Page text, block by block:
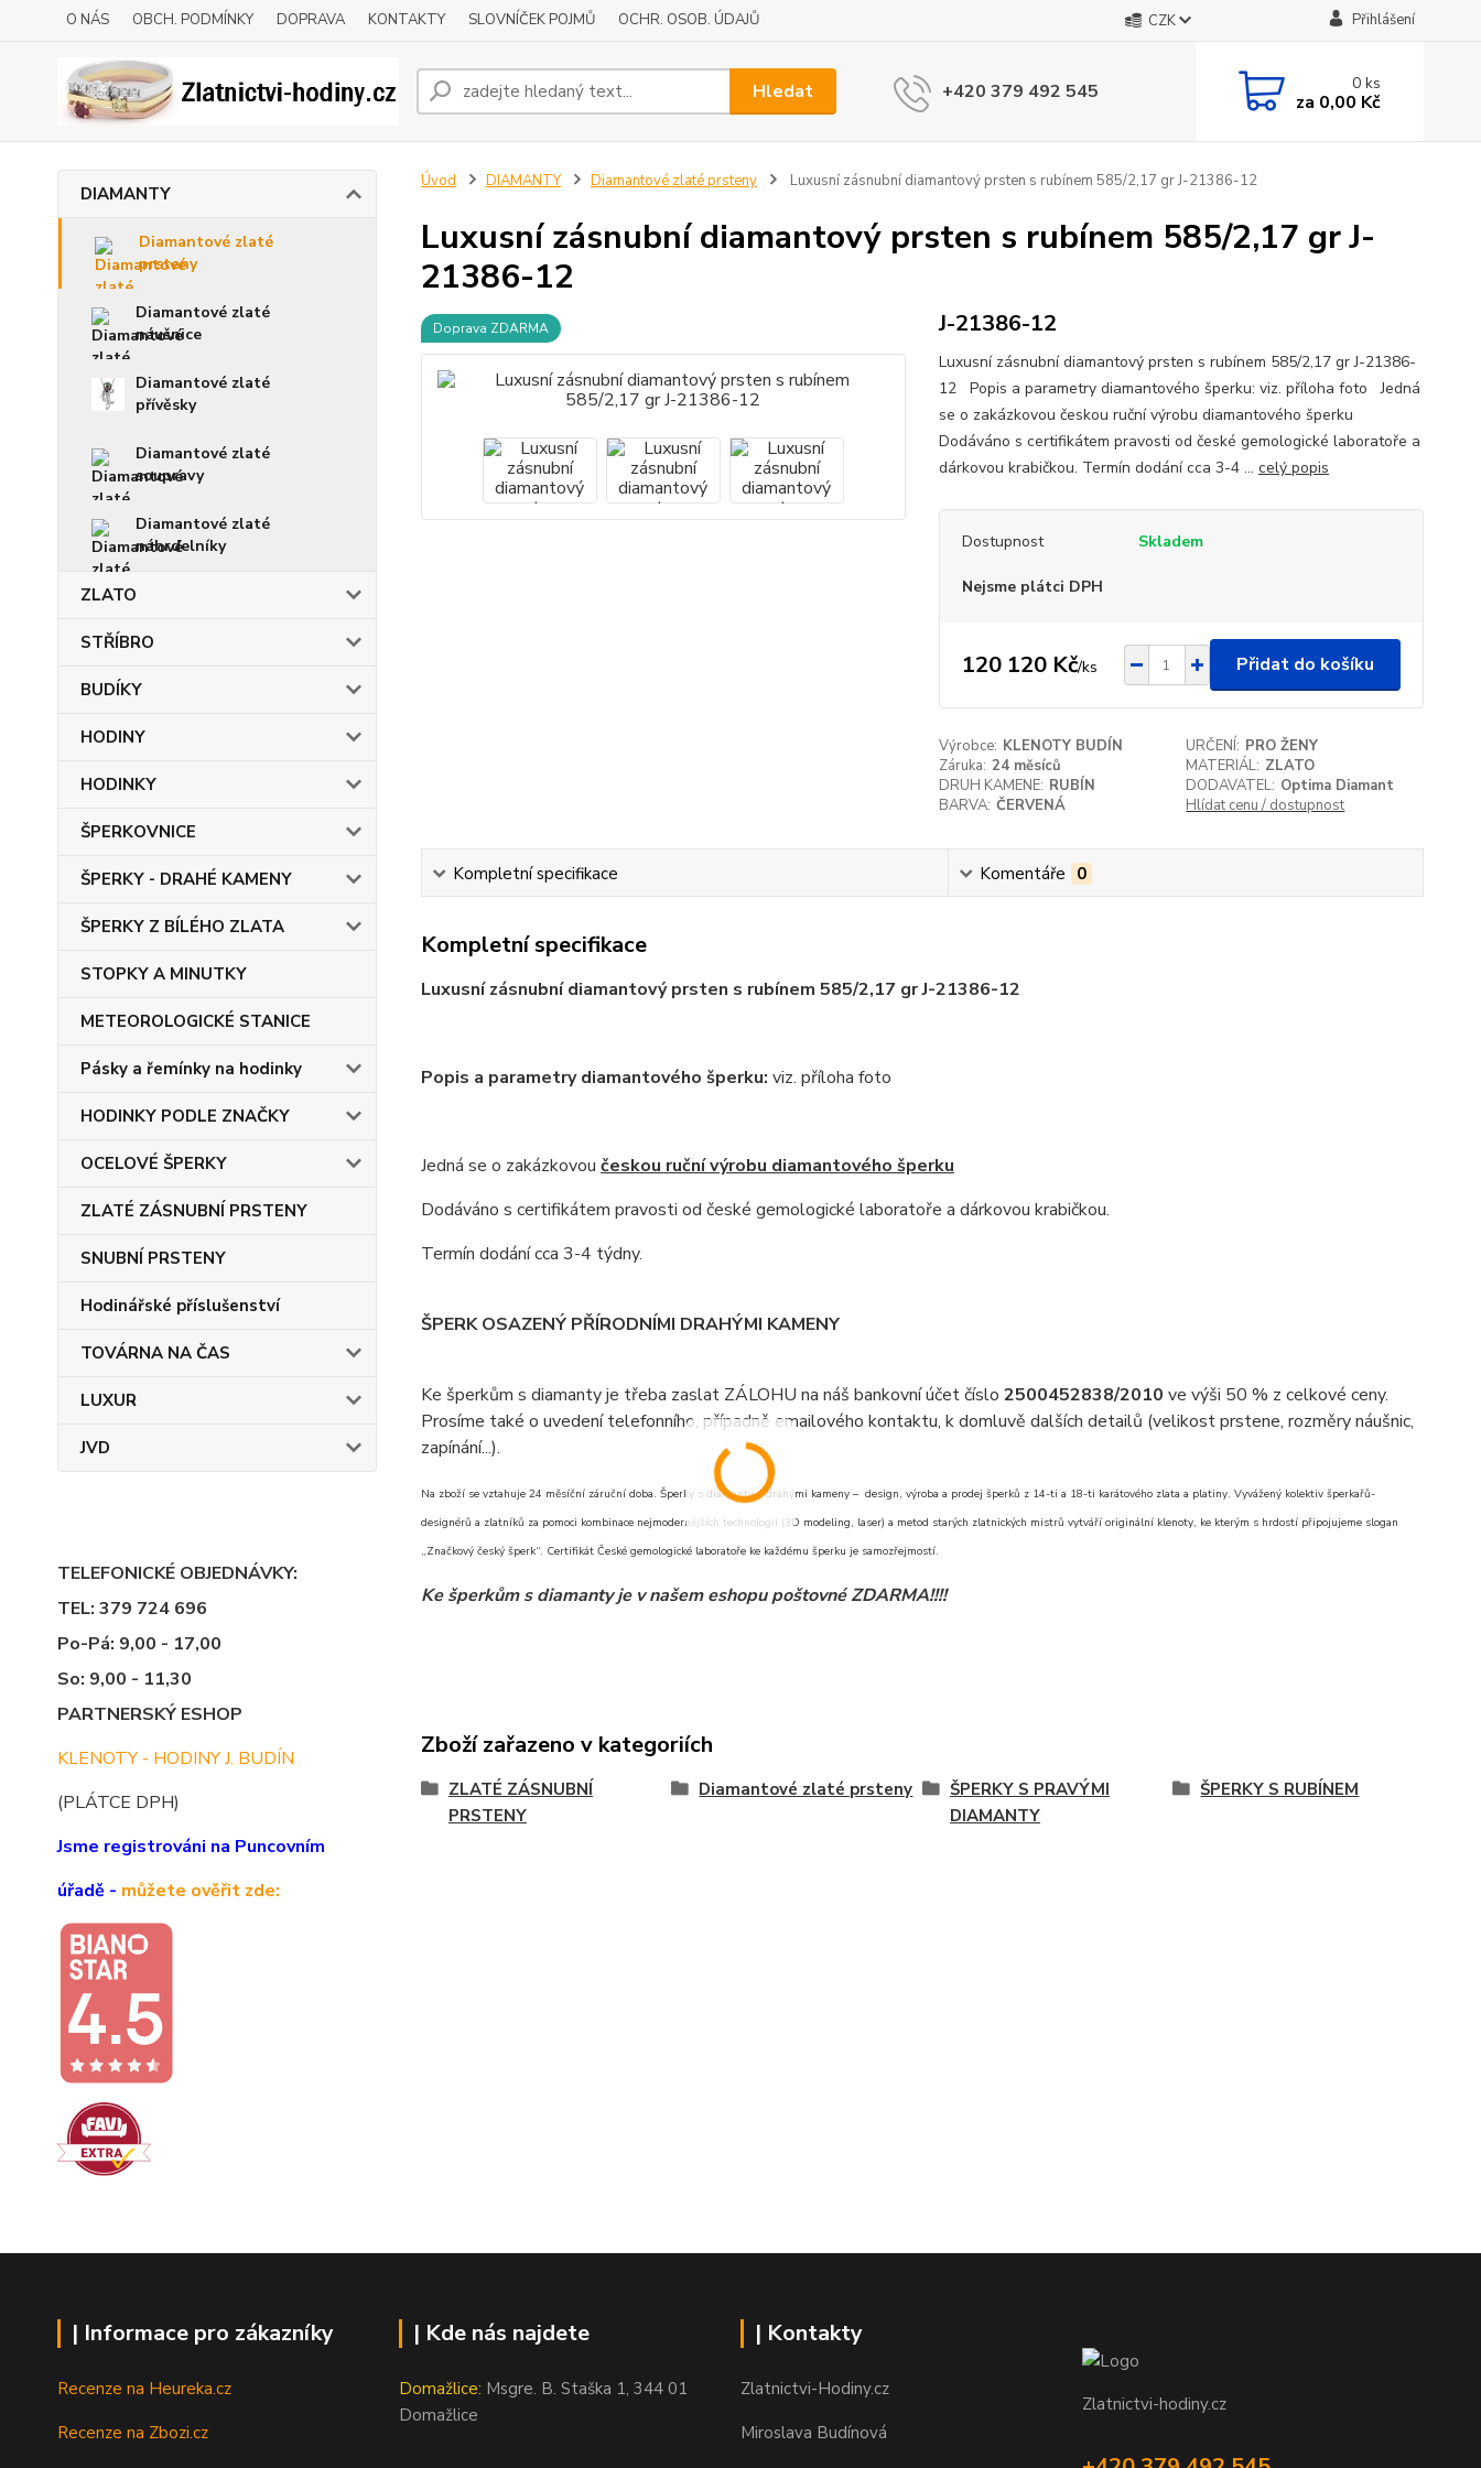
O NÁS OBCH. PODMÍNKY DOPRAVA KONTAKTY SLOVNÍČEK POJMŮ OCHR. OSOB. ÚDAJŮ CZK Přihlášení
Hledat +420 379 492 545 0ks
za 0,00 Kč
DIAMANTY
Diamantové zlaté
prsteny
Diamantové zlaté
náušnice
Diamantové zlaté
přívěsky
Diamantové zlaté
soupravy
Diamantové zlaté
náhrdelníky
ZLATO
STŘÍBRO
BUDÍKY
HODINY
HODINKY
ŠPERKOVNICE
ŠPERKY - DRAHÉ KAMENY
ŠPERKY Z BÍLÉHO ZLATA
STOPKY A MINUTKY
METEOROLOGICKÉ STANICE
Pásky a řemínky na hodinky
HODINKY PODLE ZNAČKY
OCELOVÉ ŠPERKY
ZLATÉ ZÁSNUBNÍ PRSTENY
SNUBNÍ PRSTENY
Hodinářské příslušenství
TOVÁRNA NA ČAS
LUXUR
JVD
TELEFONICKÉ OBJEDNÁVKY:
TEL: 379 724 696
Po-Pá: 9,00 - 17,00
So: 9,00 - 11,30
PARTNERSKÝ ESHOP
KLENOTY - HODINY J. BUDÍN
(PLÁTCE DPH)
Jsme registrováni na Puncovním
úřadě - můžete ověřit zde:
Úvod DIAMANTY Diamantové zlaté prsteny Luxusní zásnubní diamantový prsten s rubínem 585/2,17 gr J-21386-12
Luxusní zásnubní diamantový prsten s rubínem 585/2,17 gr J-
21386-12
Doprava ZDARMA J-21386-12
Luxusní zásnubní diamantový prsten s rubínem 585/2,17 gr J-21386-
12 Popis a parametry diamantového šperku: viz. příloha foto Jedná
se o zakázkovou českou ruční výrobu diamantového šperku
Dodáváno s certifikátem pravosti od české gemologické laboratoře a
dárkovou krabičkou. Termín dodání cca 3-4 ... celý popis
Dostupnost Skladem
Nejsme plátci DPH
120 120 Kč/ks Přidat do košíku
Výrobce: KLENOTY BUDÍN URČENÍ: PRO ŽENY
Záruka: 24 měsíců MATERIÁL: ZLATO
DRUH KAMENE: RUBÍN DODAVATEL: Optima Diamant
BARVA: ČERVENÁ Hlídat cenu / dostupnost
Kompletní specifikace Komentáře 0
Kompletní specifikace
Luxusní zásnubní diamantový prsten s rubínem 585/2,17 gr J-21386-12
Popis a parametry diamantového šperku: viz. příloha foto
Jedná se o zakázkovou českou ruční výrobu diamantového šperku
Dodáváno s certifikátem pravosti od české gemologické laboratoře a dárkovou krabičkou.
Termín dodání cca 3-4 týdny.
ŠPERK OSAZENÝ PŘÍRODNÍMI DRAHÝMI KAMENY
Ke šperkům s diamanty je třeba zaslat ZÁLOHU na náš bankovní účet číslo 2500452838/2010 ve výši 50 % z celkové ceny.
Prosíme také o uvedení telefonního, případně emailového kontaktu, k domluvě dalších detailů (velikost prstene, rozměry náušnic,
zapínání...).
Na zboží se vztahuje 24 měsíční záruční doba. Šperky s diamanty a drahými kameny – design, výroba a prodej šperků z 14-ti a 18-ti karátového zlata a platiny. Vyvážený kolektiv šperkařů-
designérů a zlatníků za pomoci kombinace nejmodernějších technologií (3D modeling, laser) a metod starých zlatnických mistrů vytváří originální klenoty, ke kterým s hrdostí připojujeme slogan
„Značkový český šperk“. Certifikát České gemologické laboratoře ke každému šperku je samozřejmostí.
Ke šperkům s diamanty je v našem eshopu poštovné ZDARMA!!!!
Zboží zařazeno v kategoriích
ZLATÉ ZÁSNUBNÍ
PRSTENY
Diamantové zlaté prsteny
ŠPERKY S PRAVÝMI
DIAMANTY
ŠPERKY S RUBÍNEM
| Informace pro zákazníky
Recenze na Heureka.cz
Recenze na Zbozi.cz
| Kde nás najdete
Domažlice: Msgre. B. Staška 1, 344 01
Domažlice
| Kontakty
Zlatnictvi-Hodiny.cz
Miroslava Budínová
Zlatnictvi-hodiny.cz